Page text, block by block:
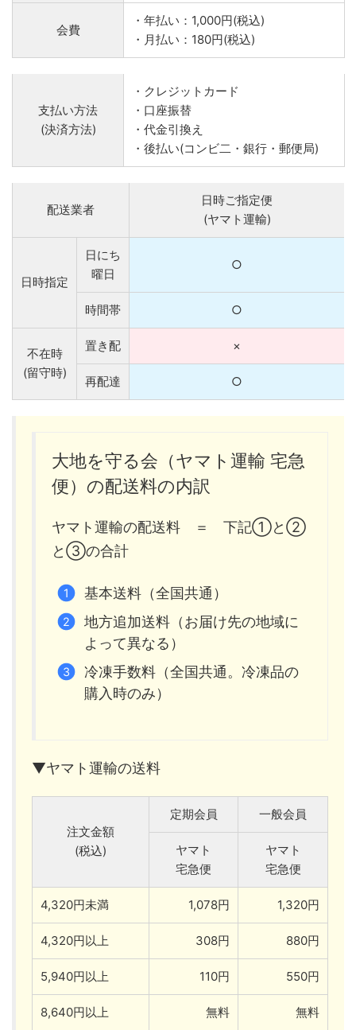
会費
・年払い：1,000円(税込)
・月払い：180円(税込)
支払い方法
(決済方法)
・クレジットカード
・口座振替
・代金引換え
・後払い(コンビ二・銀行・郵便局)
配送業者
日時ご指定便
(ヤマト運輸)
日時指定
日にち
曜日
○
時間帯 ○
不在時
(留守時)
置き配 ×
再配達 ○
大地を守る会（ヤマト運輸 宅急
便）の配送料の内訳
ヤマト運輸の配送料 ＝ 下記①と②
と③の合計
基本送料（全国共通）
地方追加送料（お届け先の地域に
よって異なる）
冷凍手数料（全国共通。冷凍品の
購入時のみ）
▼ヤマト運輸の送料
注文金額
(税込)
定期会員 一般会員
ヤマト
宅急便
ヤマト
宅急便
4,320円未満 1,078円 1,320円
4,320円以上 308円 880円
5,940円以上 110円 550円
8,640円以上 無料 無料